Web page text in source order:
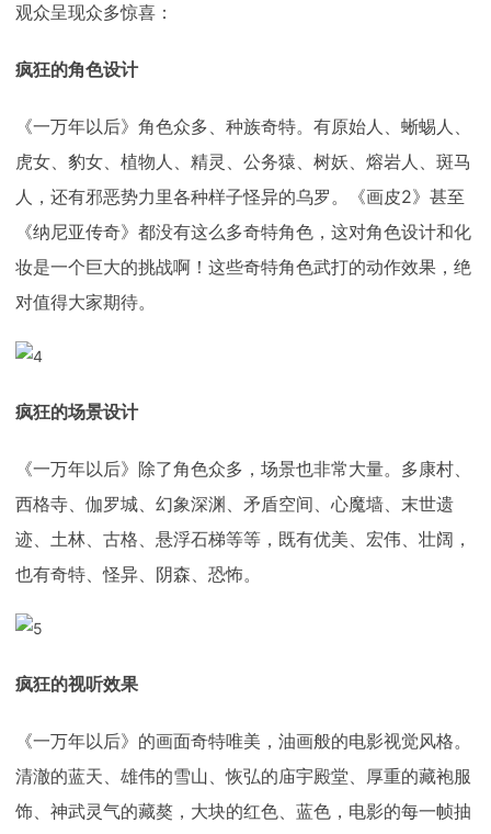
观众呈现众多惊喜：
疯狂的角色设计
《一万年以后》角色众多、种族奇特。有原始人、蜥蜴人、
虎女、豹女、植物人、精灵、公务猿、树妖、熔岩人、斑马
人，还有邪恶势力里各种样子怪异的乌罗。《画皮2》甚至
《纳尼亚传奇》都没有这么多奇特角色，这对角色设计和化
妆是一个巨大的挑战啊！这些奇特角色武打的动作效果，绝
对值得大家期待。
疯狂的场景设计
《一万年以后》除了角色众多，场景也非常大量。多康村、
西格寺、伽罗城、幻象深渊、矛盾空间、心魔墙、末世遗
迹、土林、古格、悬浮石梯等等，既有优美、宏伟、壮阔，
也有奇特、怪异、阴森、恐怖。
疯狂的视听效果
《一万年以后》的画面奇特唯美，油画般的电影视觉风格。
清澈的蓝天、雄伟的雪山、恢弘的庙宇殿堂、厚重的藏袍服
饰、神武灵气的藏獒，大块的红色、蓝色，电影的每一帧抽